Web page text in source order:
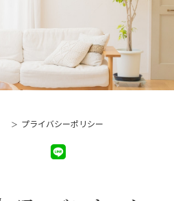
プライバシーポリシー